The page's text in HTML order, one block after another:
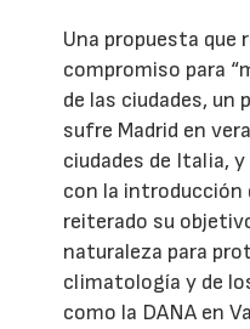
Una propuesta que
compromiso para
de las ciudades, un
sufre Madrid en
ciudades de Italia,
con la introducción
reiterado su
naturaleza para
climatología y de
como la DANA en